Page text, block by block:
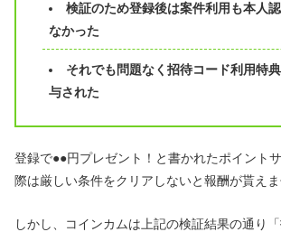
検証のため登録後は案件利用も本人
なかった
それでも問題なく招待コード利用特
与された
登録で●●円プレゼント！と書かれたポイント
際は厳しい条件をクリアしないと報酬が貰えま
しかし、コインカムは上記の検証結果の通り